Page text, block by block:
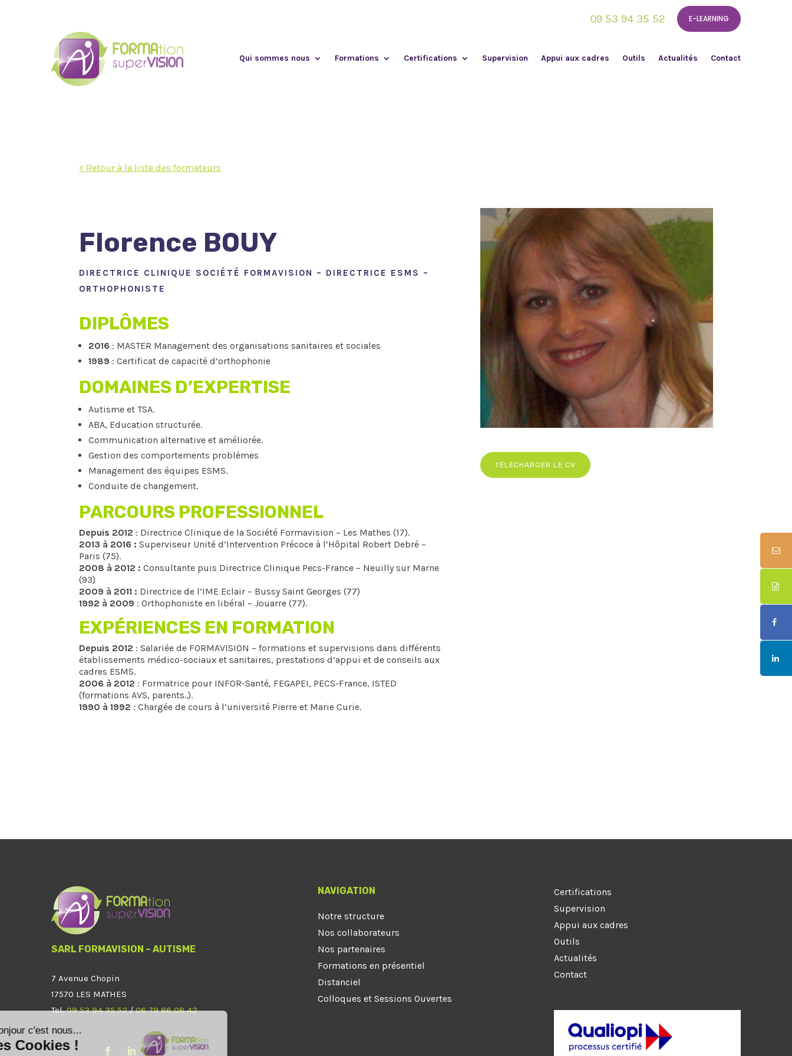
09 53 94 35 52 E-LEARNING
Qui sommes nous Formations Certifications Supervision Appui aux cadres Outils Actualités Contact
< Retour à la liste des formateurs
Florence BOUY
DIRECTRICE CLINIQUE SOCIÉTÉ FORMAVISION – DIRECTRICE ESMS –
ORTHOPHONISTE
DIPLÔMES
2016 : MASTER Management des organisations sanitaires et sociales
1989 : Certificat de capacité d’orthophonie
DOMAINES D’EXPERTISE
Autisme et TSA.
ABA, Education structurée.
Communication alternative et améliorée.
Gestion des comportements problèmes
Management des équipes ESMS.
Conduite de changement.
PARCOURS PROFESSIONNEL
Depuis 2012 : Directrice Clinique de la Société Formavision – Les Mathes (17).
2013 à 2016 : Superviseur Unité d’Intervention Précoce à l’Hôpital Robert Debré –
Paris (75).
2008 à 2012 :Consultante puis Directrice Clinique Pecs-France – Neuilly sur Marne
(93)
2009 à 2011 : Directrice de l’IME Eclair – Bussy Saint Georges (77)
1992 à 2009 : Orthophoniste en libéral – Jouarre (77).
EXPÉRIENCES EN FORMATION
Depuis 2012 : Salariée de FORMAVISION – formations et supervisions dans différents
établissements médico-sociaux et sanitaires, prestations d’appui et de conseils aux
cadres ESMS.
2006 à 2012 : Formatrice pour INFOR-Santé, FEGAPEI, PECS-France, ISTED
(formations AVS, parents..).
1990 à 1992 : Chargée de cours à l’université Pierre et Marie Curie.
TÉLÉCHARGER LE CV
SARL FORMAVISION – AUTISME
7 Avenue Chopin
17570 LES MATHES
Tel.09 53 94 35 52/06 79 86 08 42
NAVIGATION
Notre structure
Nos collaborateurs
Nos partenaires
Formations en présentiel
Distanciel
Colloques et Sessions Ouvertes
Certifications
Supervision
Appui aux cadres
Outils
Actualités
Contact
Bonjour c'est nous...
les Cookies !